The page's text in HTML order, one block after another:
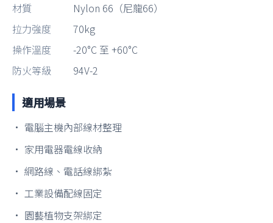
材質
Nylon 66（尼龍66）
拉力強度
70kg
操作溫度
-20°C 至 +60°C
防火等級
94V-2
適用場景
• 電腦主機內部線材整理
• 家用電器電線收納
• 網路線、電話線綁紮
• 工業設備配線固定
• 園藝植物支架綁定